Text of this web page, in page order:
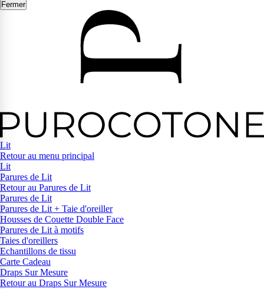
Fermer
Lit
Retour au menu principal
Lit
Parures de Lit
Retour au Parures de Lit
Parures de Lit
Parures de Lit + Taie d'oreiller
Housses de Couette Double Face
Parures de Lit à motifs
Taies d'oreillers
Echantillons de tissu
Carte Cadeau
Draps Sur Mesure
Retour au Draps Sur Mesure